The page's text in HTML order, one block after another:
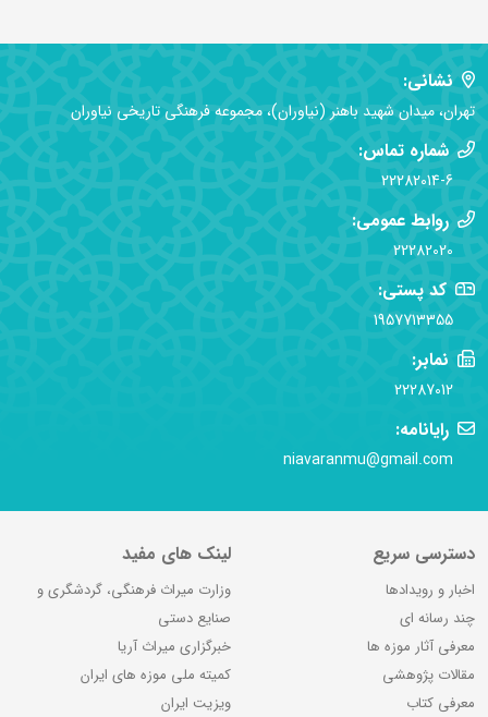
نشانی:
تهران، میدان شهید باهنر (نیاوران)، مجموعه فرهنگی تاریخی نیاوران
شماره تماس:
22282014-6
روابط عمومی:
22282020
کد پستی:
1957713355
نمابر:
22287012
رایانامه:
niavaranmu@gmail.com
دسترسی سریع
اخبار و رویدادها
چند رسانه ای
معرفی آثار موزه ها
مقالات پژوهشی
معرفی کتاب
لینک های مفید
وزارت میراث فرهنگی، گردشگری و
صنایع دستی
خبرگزاری میراث آریا
کمیته ملی موزه های ایران
ویزیت ایران